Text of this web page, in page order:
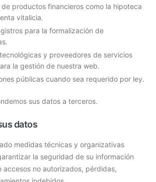
productos financieros como la hipoteca
vitalicia.
para la formalización de
y proveedores de servicios
la gestión de nuestra web.
públicas cuando sea requerido por ley.
sus datos a terceros.
datos
medidas técnicas y organizativas
la seguridad de su información
accesos no autorizados, pérdidas,